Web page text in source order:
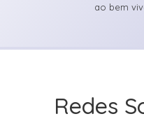
ao bem
Redes